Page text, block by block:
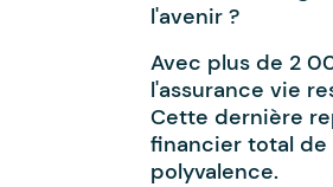
l'avenir ?
Avec plus de 2
l'assurance vie
Cette dernière
financier total de
polyvalence.